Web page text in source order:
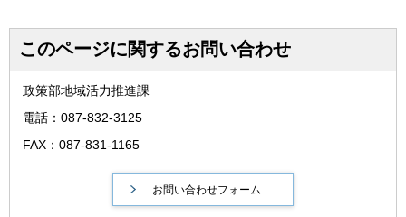
このページに関するお問い合わせ
政策部地域活力推進課
電話：087-832-3125
FAX：087-831-1165